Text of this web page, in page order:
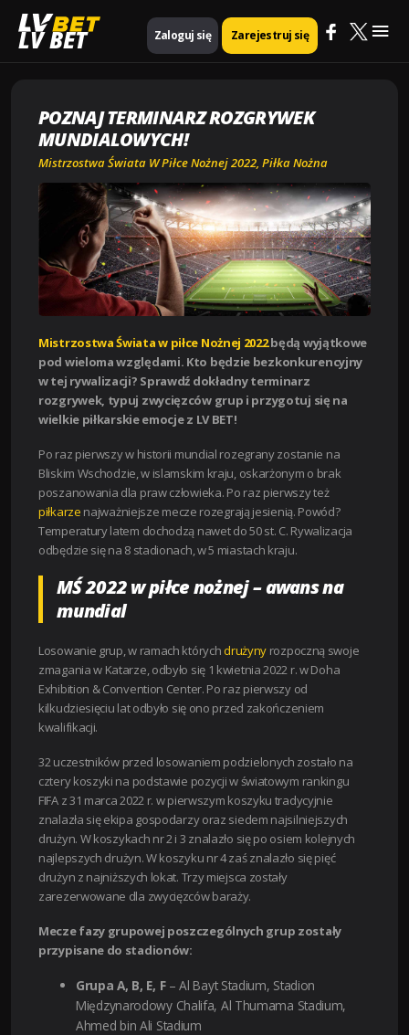
LV BET Zaloguj się Zarejestruj się
Strona główna
Piłka nożna
Poznaj terminarz rozgrywek mundialowych!
POZNAJ TERMINARZ ROZGRYWEK
MUNDIALOWYCH!
Mistrzostwa Świata W Piłce Nożnej 2022 Piłka Nożna
Mistrzostwa Świata w piłce Nożnej 2022będą wyjątkowe
pod wieloma względami. Kto będzie bezkonkurencyjny
w tej rywalizacji? Sprawdź dokładny terminarz
rozgrywek, typuj zwycięzców grup i przygotuj się na
wielkie piłkarskie emocje z LV BET!
Po raz pierwszy w historii mundial rozegrany zostanie na
Bliskim Wschodzie, w islamskim kraju, oskarżonym o brak
poszanowania dla praw człowieka. Po raz pierwszy też
piłkarze najważniejsze mecze rozegrają jesienią. Powód?
Temperatury latem dochodzą nawet do 50 st. C. Rywalizacja
odbędzie się na 8 stadionach, w 5 miastach kraju.
MŚ 2022 w piłce nożnej – awans na
mundial
Losowanie grup, w ramach którychdrużyny rozpoczną swoje
zmagania w Katarze, odbyło się 1 kwietnia 2022 r. w Doha
Exhibition & Convention Center. Po raz pierwszy od
kilkudziesięciu lat odbyło się ono przed zakończeniem
kwalifikacji.
32 uczestników przed losowaniem podzielonych zostało na
cztery koszyki na podstawie pozycji w światowym rankingu
FIFA z 31 marca 2022 r. w pierwszym koszyku tradycyjnie
znalazła się ekipa gospodarzy oraz siedem najsilniejszych
drużyn. W koszykach nr 2 i 3 znalazło się po osiem kolejnych
najlepszych drużyn. W koszyku nr 4 zaś znalazło się pięć
drużyn z najniższych lokat. Trzy miejsca zostały
zarezerwowane dla zwycięzców baraży.
Mecze fazy grupowej poszczególnych grup zostały
przypisane do stadionów:
Grupa A, B, E, F– Al Bayt Stadium, Stadion
Międzynarodowy Chalifa, Al Thumama Stadium,
Ahmed bin Ali Stadium